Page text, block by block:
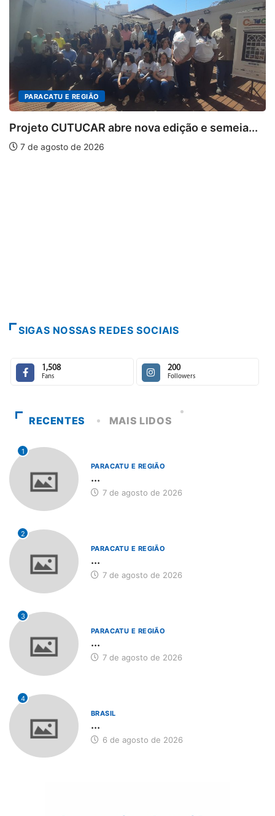
E REGIÃO
CUTUCAR abre nova edição e semeia...
de 2026
SIGAS NOSSAS REDES SOCIAIS
1,508
Fans
200
Followers
RECENTES MAIS LIDOS
1
PARACATU E REGIÃO
...
7 de agosto de 2026
2
PARACATU E REGIÃO
...
7 de agosto de 2026
3
PARACATU E REGIÃO
...
7 de agosto de 2026
4
BRASIL
...
6 de agosto de 2026